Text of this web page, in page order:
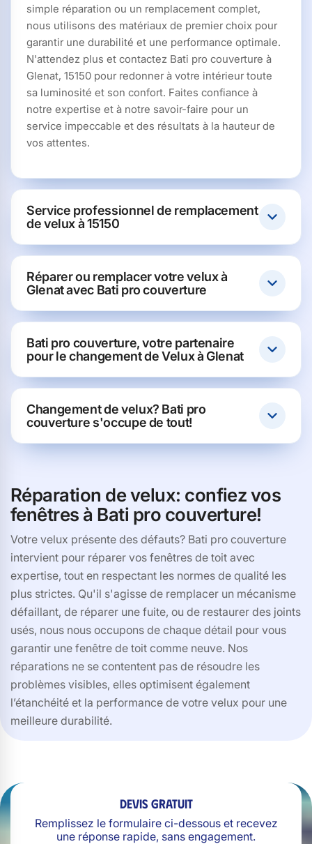
simple réparation ou un remplacement complet,
nous utilisons des matériaux de premier choix pour
garantir une durabilité et une performance optimale.
N'attendez plus et contactez Bati pro couverture à
Glenat, 15150 pour redonner à votre intérieur toute
sa luminosité et son confort. Faites confiance à
notre expertise et à notre savoir-faire pour un
service impeccable et des résultats à la hauteur de
vos attentes.
Service professionnel de remplacement
de velux à 15150
Réparer ou remplacer votre velux à
Glenat avec Bati pro couverture
Bati pro couverture, votre partenaire
pour le changement de Velux à Glenat
Changement de velux? Bati pro
couverture s'occupe de tout!
Réparation de velux: confiez vos
fenêtres à Bati pro couverture!
Votre velux présente des défauts? Bati pro couverture
intervient pour réparer vos fenêtres de toit avec
expertise, tout en respectant les normes de qualité les
plus strictes. Qu'il s'agisse de remplacer un mécanisme
défaillant, de réparer une fuite, ou de restaurer des joints
usés, nous nous occupons de chaque détail pour vous
garantir une fenêtre de toit comme neuve. Nos
réparations ne se contentent pas de résoudre les
problèmes visibles, elles optimisent également
l’étanchéité et la performance de votre velux pour une
meilleure durabilité.
Devis gratuit
Remplissez le formulaire ci-dessous et recevez
une réponse rapide, sans engagement.